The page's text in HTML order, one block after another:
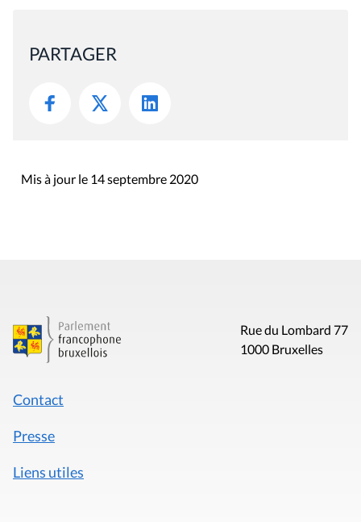
PARTAGER
Mis à jour le 14 septembre 2020
Rue du Lombard 77
1000 Bruxelles
Contact
Presse
Liens utiles